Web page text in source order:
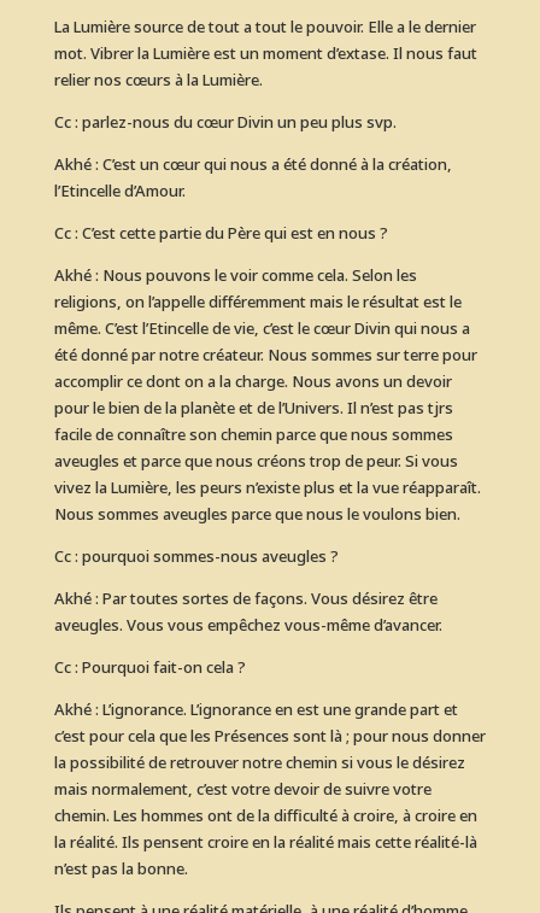
La Lumière source de tout a tout le pouvoir. Elle a le dernier
mot. Vibrer la Lumière est un moment d’extase. Il nous faut
relier nos cœurs à la Lumière.
Cc : parlez-nous du cœur Divin un peu plus svp.
Akhé : C’est un cœur qui nous a été donné à la création,
l’Etincelle d’Amour.
Cc : C’est cette partie du Père qui est en nous ?
Akhé : Nous pouvons le voir comme cela. Selon les
religions, on l’appelle différemment mais le résultat est le
même. C’est l’Etincelle de vie, c’est le cœur Divin qui nous a
été donné par notre créateur. Nous sommes sur terre pour
accomplir ce dont on a la charge. Nous avons un devoir
pour le bien de la planète et de l’Univers. Il n’est pas tjrs
facile de connaître son chemin parce que nous sommes
aveugles et parce que nous créons trop de peur. Si vous
vivez la Lumière, les peurs n’existe plus et la vue réapparaît.
Nous sommes aveugles parce que nous le voulons bien.
Cc : pourquoi sommes-nous aveugles ?
Akhé : Par toutes sortes de façons. Vous désirez être
aveugles. Vous vous empêchez vous-même d’avancer.
Cc : Pourquoi fait-on cela ?
Akhé : L’ignorance. L’ignorance en est une grande part et
c’est pour cela que les Présences sont là ; pour nous donner
la possibilité de retrouver notre chemin si vous le désirez
mais normalement, c’est votre devoir de suivre votre
chemin. Les hommes ont de la difficulté à croire, à croire en
la réalité. Ils pensent croire en la réalité mais cette réalité-là
n’est pas la bonne.
© 2025 Aimez vous aimer
Accueil|Services| Mission et Vision|Calendrier|Sites
amicaux| Contactez-nous